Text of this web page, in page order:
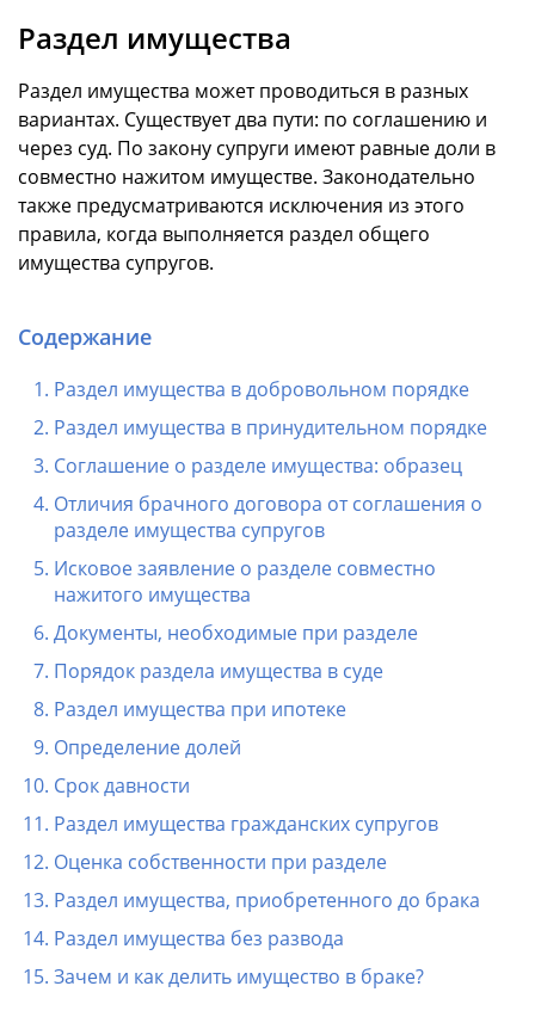
Раздел имущества
Раздел имущества может проводиться в разных
вариантах. Существует два пути: по соглашению и
через суд. По закону супруги имеют равные доли в
совместно нажитом имуществе. Законодательно
также предусматриваются исключения из этого
правила, когда выполняется раздел общего
имущества супругов.
Содержание
Раздел имущества в добровольном порядке
Раздел имущества в принудительном порядке
Соглашение о разделе имущества: образец
Отличия брачного договора от соглашения о
разделе имущества супругов
Исковое заявление о разделе совместно
нажитого имущества
Документы, необходимые при разделе
Порядок раздела имущества в суде
Раздел имущества при ипотеке
Определение долей
Срок давности
Раздел имущества гражданских супругов
Оценка собственности при разделе
Раздел имущества, приобретенного до брака
Раздел имущества без развода
Зачем и как делить имущество в браке?